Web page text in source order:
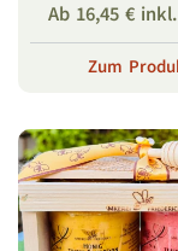
Ab 16,45€
Zum